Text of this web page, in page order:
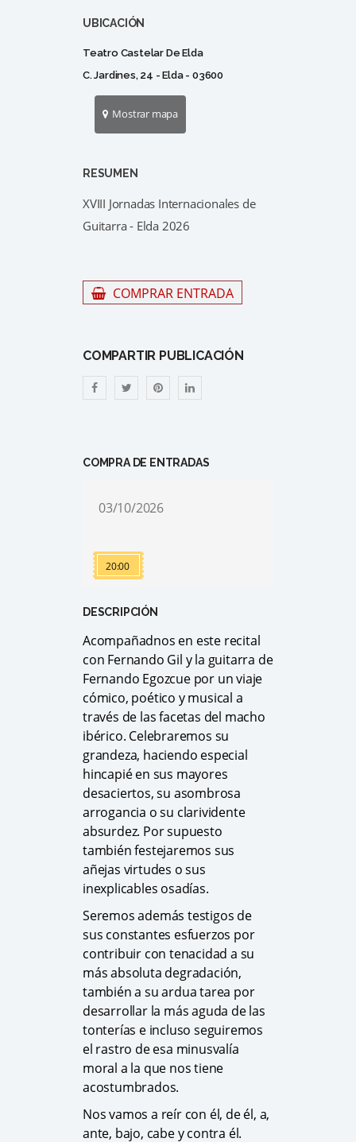
UBICACIÓN
Teatro Castelar De Elda
C. Jardines, 24 - Elda - 03600
Mostrar mapa
RESUMEN
XVIII Jornadas Internacionales de
Guitarra - Elda 2026
COMPRAR ENTRADA
COMPARTIR PUBLICACIÓN
COMPRA DE ENTRADAS
03/10/2026
20:00
DESCRIPCIÓN
Acompañadnos en este recital
con Fernando Gil y la guitarra de
Fernando Egozcue por un viaje
cómico, poético y musical a
través de las facetas del macho
ibérico. Celebraremos su
grandeza, haciendo especial
hincapié en sus mayores
desaciertos, su asombrosa
arrogancia o su clarividente
absurdez. Por supuesto
también festejaremos sus
añejas virtudes o sus
inexplicables osadías.
Seremos además testigos de
sus constantes esfuerzos por
contribuir con tenacidad a su
más absoluta degradación,
también a su ardua tarea por
desarrollar la más aguda de las
tonterías e incluso seguiremos
el rastro de esa minusvalía
moral a la que nos tiene
acostumbrados.
Nos vamos a reír con él, de él, a,
ante, bajo, cabe y contra él.